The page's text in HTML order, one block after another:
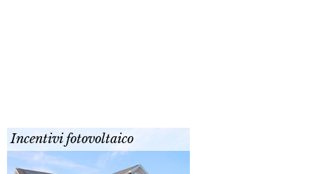
Incentivi fotovoltaico